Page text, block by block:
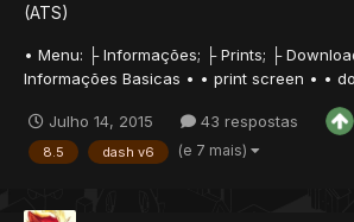
(ATS)
• Menu: ├ Informações; ├ Prints; ├
Informações Basicas • • print screen • •
http://www.mediafire.com/download/
+reupload.rar scan:
Julho 14, 2015 43 respostas
8.5 dash v6 (e 7 mais)